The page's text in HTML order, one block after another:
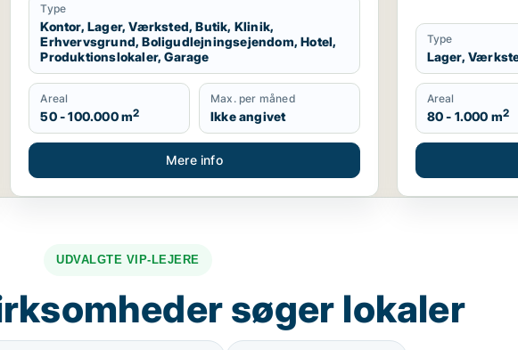
Type
Kontor, Lager, Værksted, Butik, Klinik,
Erhvervsgrund, Boligudlejningsejendom, Hotel,
Produktionslokaler, Garage
Areal
50 - 100.000 m2
Max. per måned
Ikke angivet
Mere info
Type
Lager,
Areal
80 - 1.000 m2
UDVALGTE VIP-LEJERE
søger lokaler